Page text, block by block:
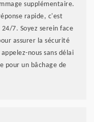
supplémentaire.
rapide, c'est
7. Soyez serein face
assurer la sécurité
nous sans délai
pour un bâchage de